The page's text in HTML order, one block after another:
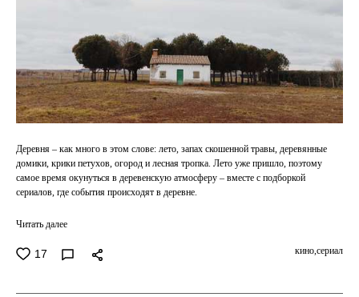
Деревня – как много в этом слове: лето, запах скошенной травы, деревянные
домики, крики петухов, огород и лесная тропка. Лето уже пришло, поэтому
самое время окунуться в деревенскую атмосферу – вместе с подборкой
сериалов, где события происходят в деревне.
Читать далее
17 кино,сериал